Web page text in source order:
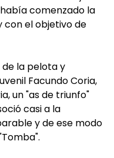
comenzado la
el objetivo de
de la pelota y
Facundo Coria,
un "as de triunfo"
casi a la
y de ese modo